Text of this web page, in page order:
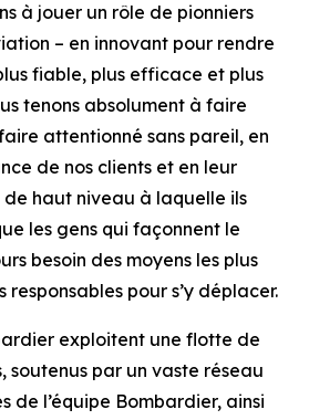
à jouer un rôle de pionniers
– en innovant pour rendre
fiable, plus efficace et plus
tenons absolument à faire
attentionné sans pareil, en
de nos clients et en leur
haut niveau à laquelle ils
les gens qui façonnent le
besoin des moyens les plus
pour s’y déplacer.
exploitent une flotte de
soutenus par un vaste réseau
de l’équipe Bombardier, ainsi